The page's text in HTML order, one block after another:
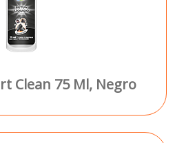
Clean 75 Ml, Negro